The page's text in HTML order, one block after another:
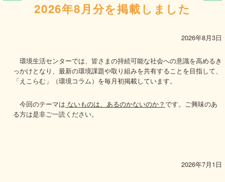
2026年8月分を掲載しました
2026年8月3日
環境生活センターでは、皆さまの持続可能な社会への意識を高めるき
っかけとなり、最新の環境課題や取り組みを共有することを目指して、
「えこらむ」（環境コラム）を毎月初掲載しています。
今回のテーマは ないものは、あるのかないのか？です。ご興味のあ
る方は是非ご一読ください。
2026年7月1日